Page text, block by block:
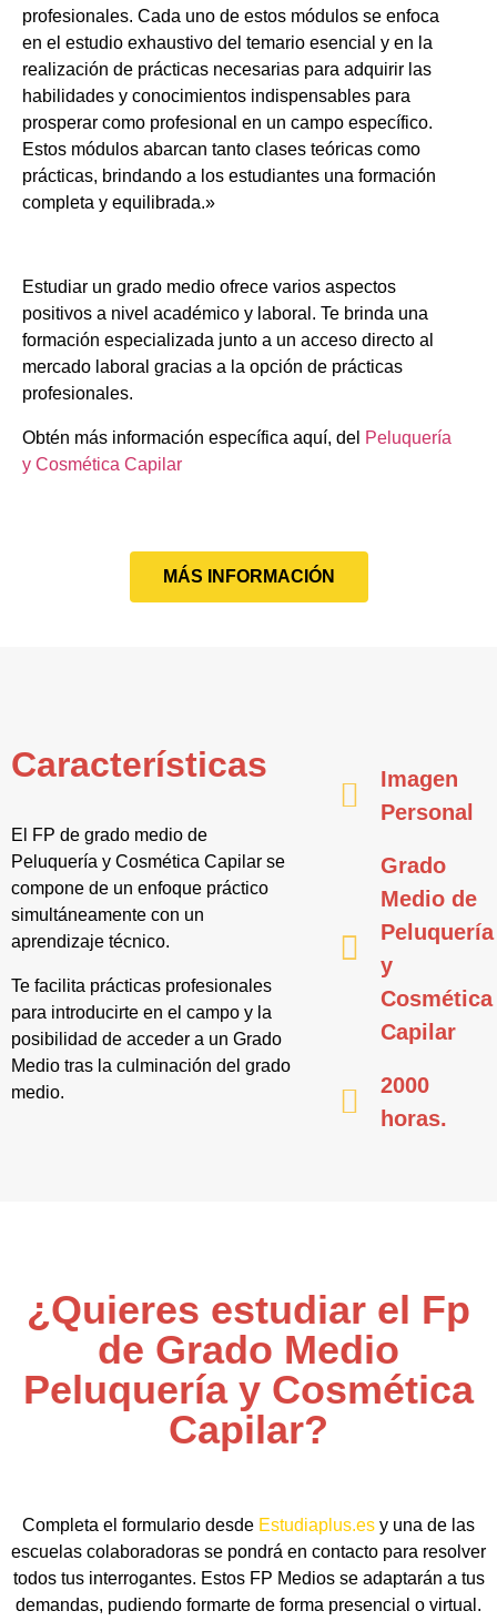
profesionales. Cada uno de estos módulos se enfoca
en el estudio exhaustivo del temario esencial y en la
realización de prácticas necesarias para adquirir las
habilidades y conocimientos indispensables para
prosperar como profesional en un campo específico.
Estos módulos abarcan tanto clases teóricas como
prácticas, brindando a los estudiantes una formación
completa y equilibrada.»
Estudiar un grado medio ofrece varios aspectos
positivos a nivel académico y laboral. Te brinda una
formación especializada junto a un acceso directo al
mercado laboral gracias a la opción de prácticas
profesionales.
Obtén más información específica aquí, del Peluquería
y Cosmética Capilar
MÁS INFORMACIÓN
Características
El FP de grado medio de
Peluquería y Cosmética Capilar se
compone de un enfoque práctico
simultáneamente con un
aprendizaje técnico.
Te facilita prácticas profesionales
para introducirte en el campo y la
posibilidad de acceder a un Grado
Medio tras la culminación del grado
medio.
Imagen
Personal
Grado
Medio de
Peluquería
y
Cosmética
Capilar
2000
horas.
¿Quieres estudiar el Fp
de Grado Medio
Peluquería y Cosmética
Capilar?
Completa el formulario desde Estudiaplus.es y una de las
escuelas colaboradoras se pondrá en contacto para resolver
todos tus interrogantes. Estos FP Medios se adaptarán a tus
demandas, pudiendo formarte de forma presencial o virtual.